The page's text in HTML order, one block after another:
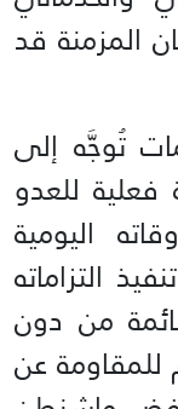
المزمنة قد
تُوجَّه إلى
للعدو
اليومية
التزاماته
من دون
للمقاومة عن